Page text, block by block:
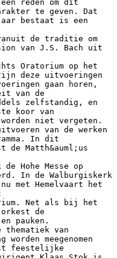
reden om dit
te geven. Dat
bestaat is een
de traditie om
van J.S. Bach uit
Oratorium op het
deze uitvoeringen
gaan horen,
van de
zelfstandig, en
koor van
niet vergeten.
van de werken
In dit
de Matth&auml;us
Hohe Messe op
In de Walburgiskerk
met Hemelvaart het
Net als bij het
de
pauken.
van
meegenomen
feestelijke